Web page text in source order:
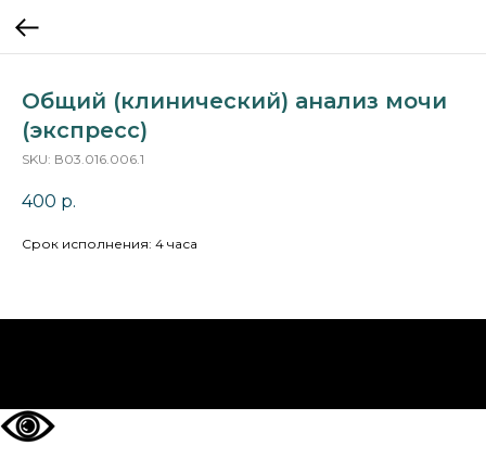
Общий (клинический) анализ мочи
(экспресс)
SKU: В03.016.006.1
400 р.
Срок исполнения: 4 часа